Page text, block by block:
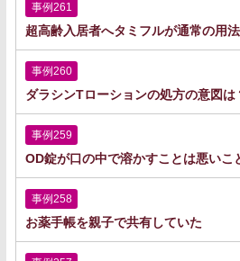
事例261
超高齢入居者へタミフルが通常の用
事例260
ダラシンTローションの処方の意図は
事例259
OD錠が口の中で溶かすことは悪いこ
事例258
お薬手帳を親子で共有していた